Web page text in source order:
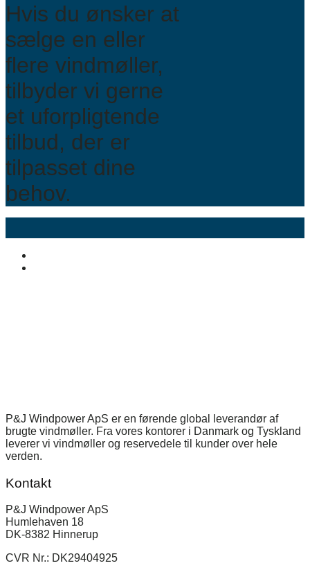
Hvis du ønsker at
sælge en eller
flere vindmøller,
tilbyder vi gerne
et uforpligtende
tilbud, der er
tilpasset dine
behov.
P&J Windpower ApS er en førende global leverandør af
brugte vindmøller. Fra vores kontorer i Danmark og Tyskland
leverer vi vindmøller og reservedele til kunder over hele
verden.
Kontakt
P&J Windpower ApS
Humlehaven 18
DK-8382 Hinnerup
CVR Nr.: DK29404925